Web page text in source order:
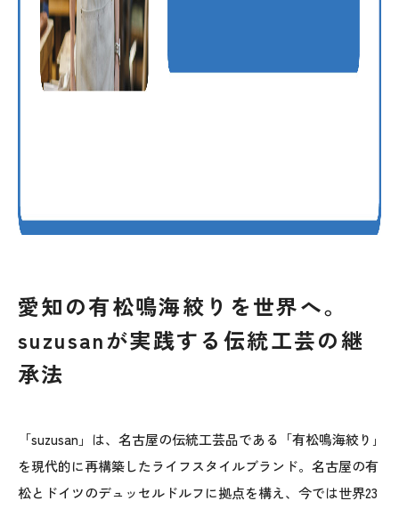
愛知の有松鳴海絞りを世界へ。
suzusanが実践する伝統工芸の継
承法
「suzusan」は、名古屋の伝統工芸品である「有松鳴海絞り｣
を現代的に再構築したライフスタイルブランド。名古屋の有
松とドイツのデュッセルドルフに拠点を構え、今では世界23